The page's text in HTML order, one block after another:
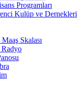
Programları
Kulüp ve Dernekleri
Skalası